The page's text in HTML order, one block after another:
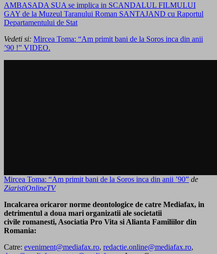
AMBASADA SUA se implica in SCANDALUL FILMULUI
GAY de la Muzeul Taranului Roman SANTAJAND cu Raportul
Departamentului de Stat
Vedeti si: Mircea Toma: “Am primit bani de la Soros inca din anii
’90 !” VIDEO.
Mircea Toma: “Am primit bani de la Soros inca din anii ’90” de
ZiaristiOnlineTV
Incalcarea oricaror norme deontologice de catre Mediafax, in
detrimentul a doua mari organizatii ale societatii
civile romanesti, Asociatia Pro Vita si Alianta Familiilor din
Romania:
Catre: eveniment@mediafax.ro, redactie.online@mediafax.ro,